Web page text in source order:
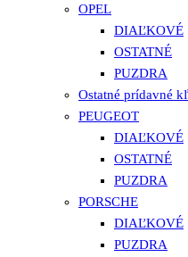
OPEL
DIAĽKOVÉ
OSTATNÉ
PUZDRA
Ostatné prídavné
PEUGEOT
DIAĽKOVÉ
OSTATNÉ
PUZDRA
PORSCHE
DIAĽKOVÉ
PUZDRA